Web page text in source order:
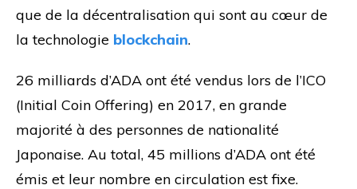
que de la décentralisation qui sont au cœur de
la technologie blockchain.
26 milliards d’ADA ont été vendus lors de l’ICO
(Initial Coin Offering) en 2017, en grande
majorité à des personnes de nationalité
Japonaise. Au total, 45 millions d’ADA ont été
émis et leur nombre en circulation est fixe.